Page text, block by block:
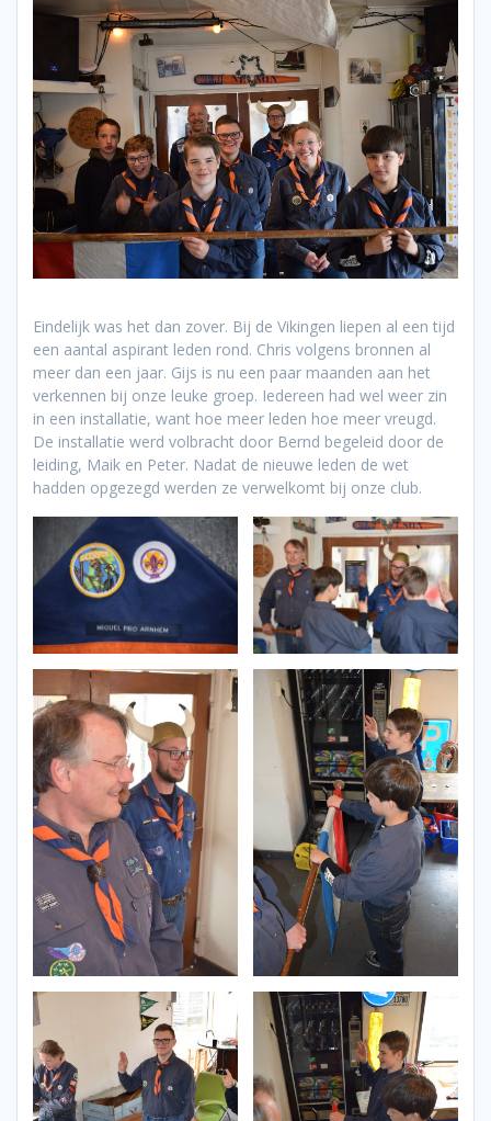
Eindelijk was het dan zover. Bij de Vikingen liepen al een tijd
een aantal aspirant leden rond. Chris volgens bronnen al
meer dan een jaar. Gijs is nu een paar maanden aan het
verkennen bij onze leuke groep. Iedereen had wel weer zin
in een installatie, want hoe meer leden hoe meer vreugd.
De installatie werd volbracht door Bernd begeleid door de
leiding, Maik en Peter. Nadat de nieuwe leden de wet
hadden opgezegd werden ze verwelkomt bij onze club.